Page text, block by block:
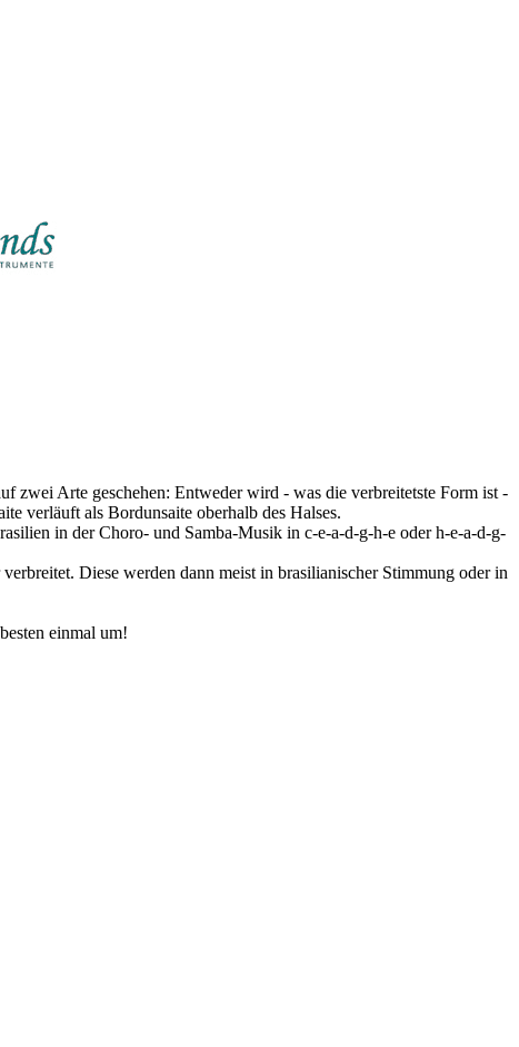
zwei Arte geschehen: Entweder wird - was die verbreitetste Form ist -
verläuft als Bordunsaite oberhalb des Halses.
in der Choro- und Samba-Musik in c-e-a-d-g-h-e oder h-e-a-d-g-
Diese werden dann meist in brasilianischer Stimmung oder in
einmal um!